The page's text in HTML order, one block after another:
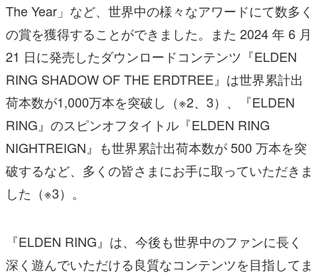
The Year」など、世界中の様々なアワードにて数多く
の賞を獲得することができました。また 2024 年 6 月
21 日に発売したダウンロードコンテンツ『ELDEN
RING SHADOW OF THE ERDTREE』は世界累計出
荷本数が1,000万本を突破し（※2、3）、『ELDEN
RING』のスピンオフタイトル『ELDEN RING
NIGHTREIGN』も世界累計出荷本数が 500 万本を突
破するなど、多くの皆さまにお手に取っていただきま
した（※3）。
『ELDEN RING』は、今後も世界中のファンに長く
深く遊んでいただける良質なコンテンツを目指してま